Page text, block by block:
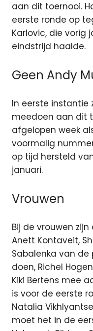
aan dit toernooi.
eerste ronde op
Karlovic, die vorig
eindstrijd haalde.
Geen Andy
In eerste instantie
meedoen aan dit
afgelopen week
voormalig
op tijd hersteld
januari.
Vrouwen
Bij de vrouwen
Anett Kontaveit,
Sabalenka van de
doen, Richel
Kiki Bertens mee
is voor de eerste
Natalia
moet het in de